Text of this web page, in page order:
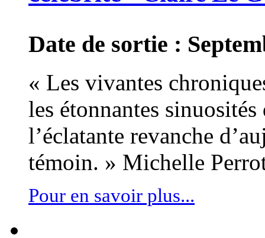
Date de sortie :
« Les vivantes
les étonnantes
l’éclatante revanche
témoin. » Michelle
Pour en savoir plus...